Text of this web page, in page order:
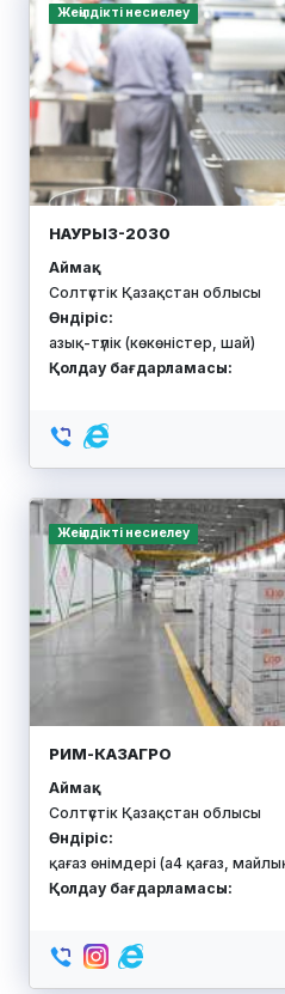
АДИЛЬ
Аймақ:
Солтүстік Қазақстан облысы
Өндіріс:
зығыр майы, зығыр күнжара
Қолдау бағдарламасы:
Қорға кепілдік
SENS FASHION
Аймақ:
Солтүстік Қазақстан облысы
мектеп формасы, іскерлік киім
Қолдау бағдарламасы:
Қорға кепілдік